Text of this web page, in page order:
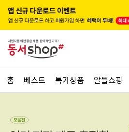
홈 베스트 특가상품 알뜰쇼핑